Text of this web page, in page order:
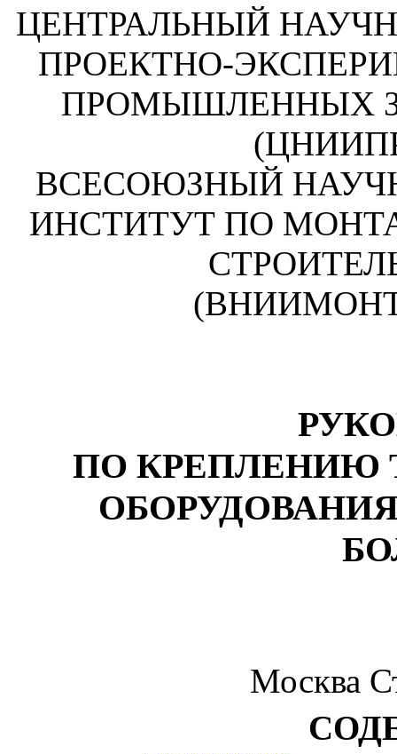
ЦЕНТРАЛЬНЫЙ
ПРОЕКТНО-
ПРОМЫШЛЕННЫХ
ВСЕСОЮЗНЫЙ
ИНСТИТУТ ПО
ПО КРЕПЛЕНИЮ
Москва